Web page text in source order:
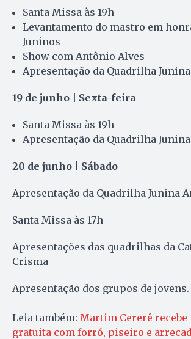
Santa Missa às 19h
Levantamento do mastro em
Juninos
Show com Antônio Alves
Apresentação da Quadrilha
19 de junho | Sexta-feira
Santa Missa às 19h
Apresentação da Quadrilha
20 de junho | Sábado
Apresentação da Quadrilha Junina
Santa Missa às 17h
Apresentações das quadrilhas da
Crisma
Apresentação dos grupos de jovens.
Leia também: Martim Cererê
gratuita com forró, piseiro e